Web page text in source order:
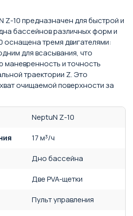
Z-10 предназначен для быстрой и
бассейнов различных форм и
оснащена тремя двигателями:
для всасывания, что
маневренность и точность
траектории Z. Это
очищаемой поверхности за
NeptuN Z-10
17 м³/ч
Дно бассейна
Две PVA-щетки
Пульт управления